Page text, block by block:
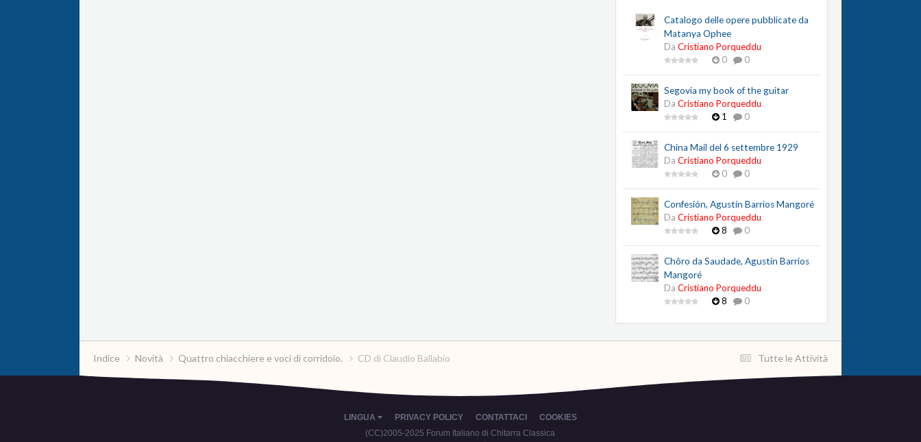
Catalogo delle opere pubblicate da
Matanya Ophee
Da Cristiano Porqueddu
0
0
Segovia my book of the guitar
Da Cristiano Porqueddu
1
0
China Mail del 6 settembre 1929
Da Cristiano Porqueddu
0
0
Confesión, Agustín Barrios Mangoré
Da Cristiano Porqueddu
8
0
Chôro da Saudade, Agustín Barrios
Mangoré
Da Cristiano Porqueddu
8
0
Tutte le Attività
Indice Novità Quattro chiacchiere e voci di corridoio. CD di Claudio Ballabio
LINGUA PRIVACY POLICY CONTATTACI
COOKIES
(CC)2005-2025 Forum Italiano di Chitarra Classica